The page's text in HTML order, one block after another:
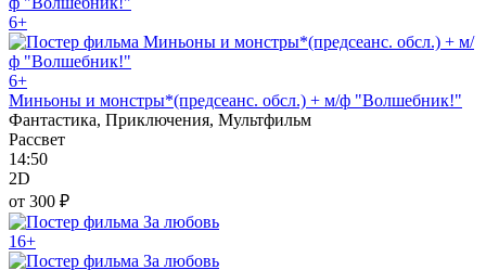
6+
6+
Миньоны и монстры*(предсеанс. обсл.) + м/ф "Волшебник!"
Фантастика, Приключения, Мультфильм
Рассвет
14:50
2D
от 300 ₽
16+